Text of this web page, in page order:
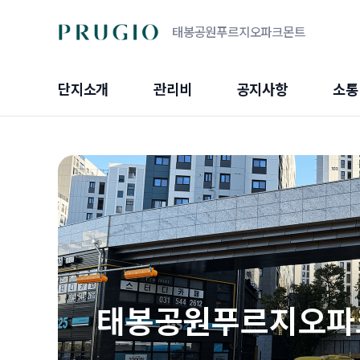
태봉공원푸르지오파크몬트
단지소개 관리비 공지사항 소통
태봉공원푸르지오